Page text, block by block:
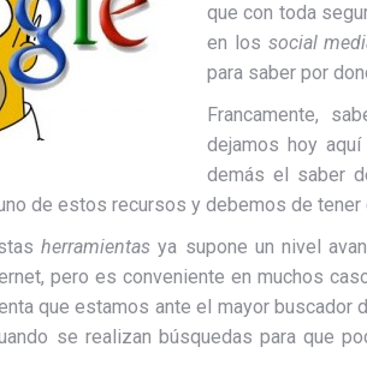
que con toda
en los social
para saber por
Francamente,
dejamos hoy
demás el saber
de estos recursos y debemos de
herramientas ya supone un nivel
pero es conveniente en muchos
que estamos ante el mayor buscador
se realizan búsquedas para que